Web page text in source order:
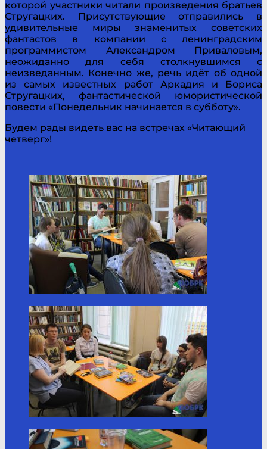
которой участники читали произведения братьев
Стругацких. Присутствующие отправились в
удивительные миры знаменитых советских
фантастов в компании с ленинградским
программистом Александром Приваловым,
неожиданно для себя столкнувшимся с
неизведанным. Конечно же, речь идёт об одной
из самых известных работ Аркадия и Бориса
Стругацких, фантастической юмористической
повести «Понедельник начинается в субботу».
Будем рады видеть вас на встречах «Читающий
четверг»!